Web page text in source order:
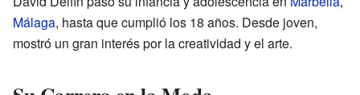
Málaga, hasta que cumplió los 18 años. Desde joven,
mostró un gran interés por la creatividad y el arte.